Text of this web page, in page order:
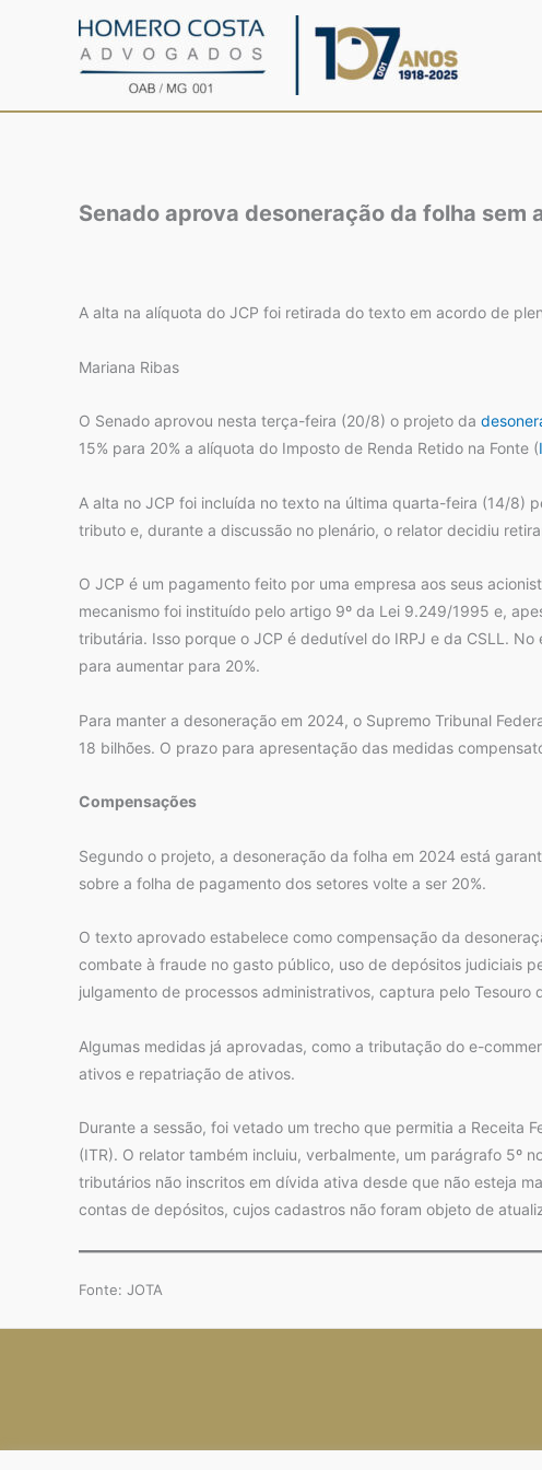
Senado aprova desoneração da folha
A alta na alíquota do JCP foi retirada do texto em acordo de
Mariana Ribas
O Senado aprovou nesta terça-feira (20/8) o projeto da
15% para 20% a alíquota do Imposto de Renda Retido na Fonte (
A alta no JCP foi incluída no texto na última quarta-feira (14/8)
tributo e, durante a discussão no plenário, o relator decidiu
O JCP é um pagamento feito por uma empresa aos seus
mecanismo foi instituído pelo artigo 9º da Lei 9.249/1995 e,
tributária. Isso porque o JCP é dedutível do IRPJ e da CSLL.
para aumentar para 20%.
Para manter a desoneração em 2024, o Supremo Tribunal
18 bilhões. O prazo para apresentação das medidas
Compensações
Segundo o projeto, a desoneração da folha em 2024 está
sobre a folha de pagamento dos setores volte a ser 20%.
O texto aprovado estabelece como compensação da
combate à fraude no gasto público, uso de depósitos judiciais
julgamento de processos administrativos, captura pelo Tesouro
Algumas medidas já aprovadas, como a tributação do e-
ativos e repatriação de ativos.
Durante a sessão, foi vetado um trecho que permitia a Receita
(ITR). O relator também incluiu, verbalmente, um parágrafo 5º
tributários não inscritos em dívida ativa desde que não esteja
contas de depósitos, cujos cadastros não foram objeto de
Fonte: JOTA